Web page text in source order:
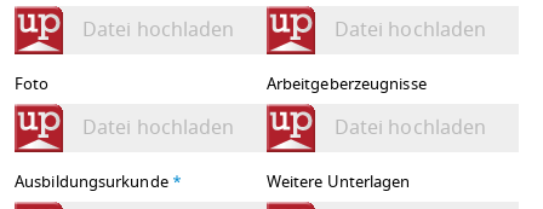
Datei hochladen Datei hochladen
Foto
Datei hochladen
Arbeitgeberzeugnisse
Datei hochladen
Ausbildungsurkunde * Weitere Unterlagen